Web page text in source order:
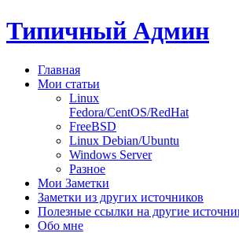
Типичный Админ
Главная
Мои статьи
Linux
Fedora/CentOS/RedHat
FreeBSD
Linux Debian/Ubuntu
Windows Server
Разное
Мои Заметки
Заметки из других источников
Полезные ссылки на другие
Обо мне